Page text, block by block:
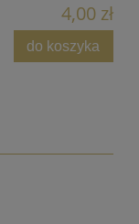
4,00 zł
do koszyka